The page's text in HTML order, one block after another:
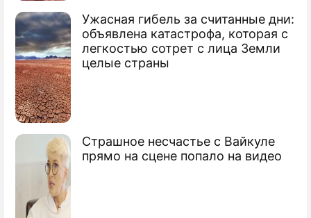
Ужасная гибель за считанные дни:
объявлена катастрофа, которая с
легкостью сотрет с лица Земли
целые страны
Страшное несчастье с Вайкуле
прямо на сцене попало на видео
виновных